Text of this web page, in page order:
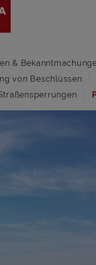
&
von Beschlüssen